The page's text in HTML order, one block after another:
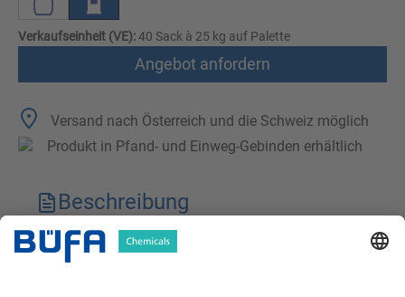
Verkaufseinheit (VE):40 Sack à 25 kg auf Palette
Angebot anfordern
Versand nach Österreich und die Schweiz möglich
Produkt in Pfand- und Einweg-Gebinden erhältlich
Beschreibung
Technische Merkmale